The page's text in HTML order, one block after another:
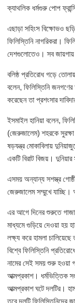
ক্যাথলিক ধর্মগুরু পোপ
এছাড়া সহিংস বিক্ষোভও
ফিলিস্তিনি নাগরিকরা।
দেশগুলোতেও। সব জায়গায়
বলিষ্ঠ প্রতিরোধ গড়ে
বলেন, ফিলিস্তিনি জনগণের
করেছেন তা প্রশংসার
ইসমাইল হানিয়া বলেন,
(জেরুজালেম) শহরকে সুরক্ষা
ষড়যন্ত্র মোকাবিলায়
একটি বিরাট বিজয়।
এসময় অন্যান্য সশস্ত্র
জেরুজালেম সম্মুখে যাচ্ছি।
এর আগে দিনের শুরুতে গাজা
মাধ্যমে গুড়িয়ে দেওয়া হয়
লক্ষ্য করে হামলা
বিশ্বে ফিলিস্তিনি
নামের সেই সময় শুরু হওয়া
আত্মপ্রকাশ। ধর্মভিত্তিক
আত্মপ্রকাশ ঘটে দলটির।
তবে দলটি ফিলিস্তিনিদের